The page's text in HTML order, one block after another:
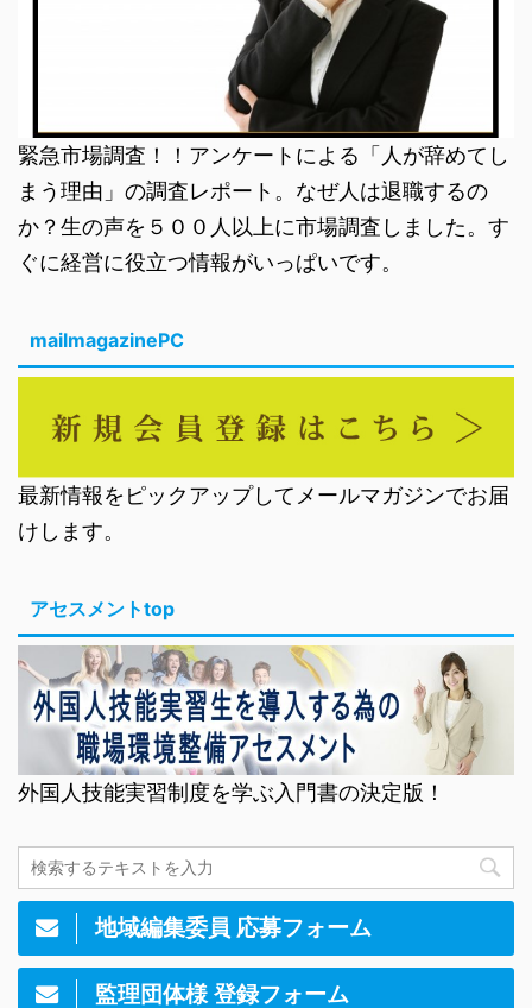
緊急市場調査！！アンケートによる「人が辞めてし
まう理由」の調査レポート。なぜ人は退職するの
か？生の声を５００人以上に市場調査しました。す
ぐに経営に役立つ情報がいっぱいです。
mailmagazinePC
最新情報をピックアップしてメールマガジンでお届
けします。
アセスメントtop
外国人技能実習制度を学ぶ入門書の決定版！
地域編集委員 応募フォーム
監理団体様 登録フォーム